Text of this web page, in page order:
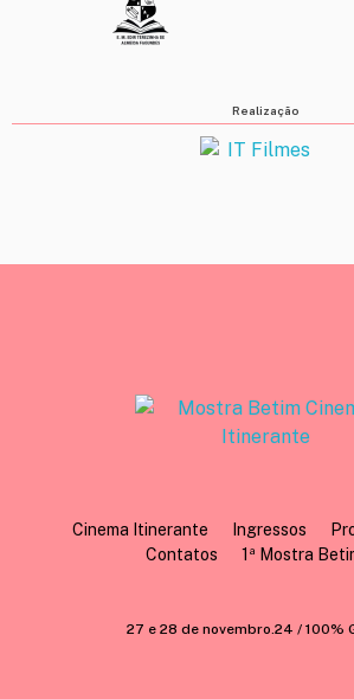
Realização
Cinema Itinerante Ingressos
Contatos
1ª Mostra
27 e 28 de novembro.24 / 100%